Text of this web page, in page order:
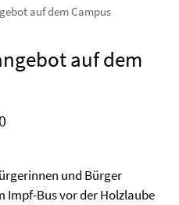
auf dem Campus
auf dem
und Bürger
Impf-Bus vor der Holzlaube